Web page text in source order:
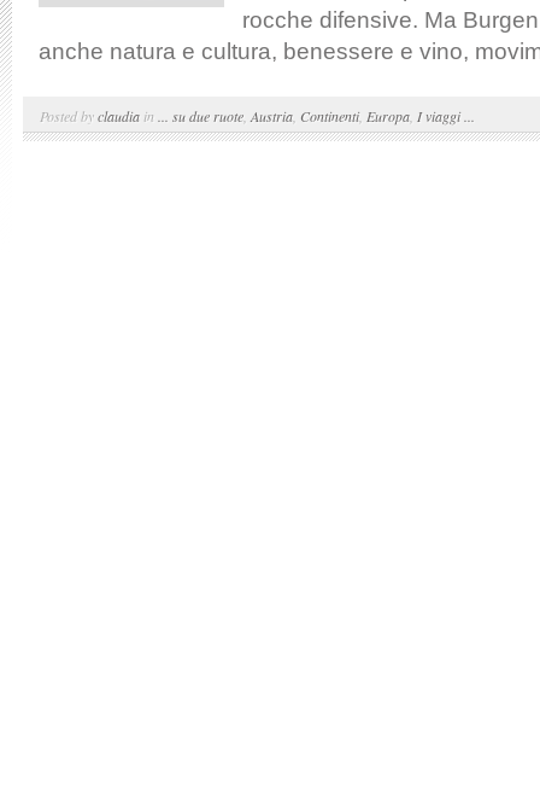
rocche difensive. Ma
anche natura e cultura, benessere e vino,
Posted byclaudia in ... su due ruote Austria Continenti, Europa I viaggi ...